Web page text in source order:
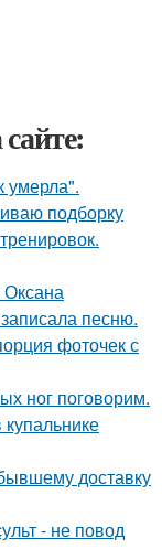
умерла".
подборку
Оксана
песню.
фоточек с
ног поговорим.
доставку
- не повод